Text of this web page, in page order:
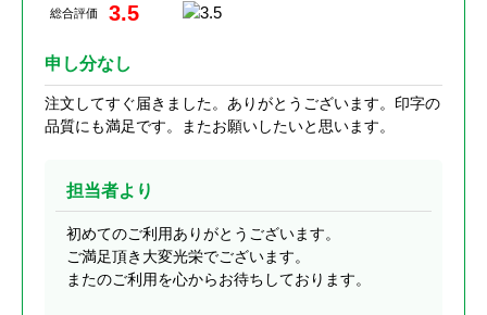
総合評価 3.5
申し分なし
注文してすぐ届きました。ありがとうございます。印字の
品質にも満足です。またお願いしたいと思います。
担当者より
初めてのご利用ありがとうございます。
ご満足頂き大変光栄でございます。
またのご利用を心からお待ちしております。